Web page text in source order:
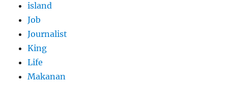
island
Job
Journalist
King
Life
Makanan